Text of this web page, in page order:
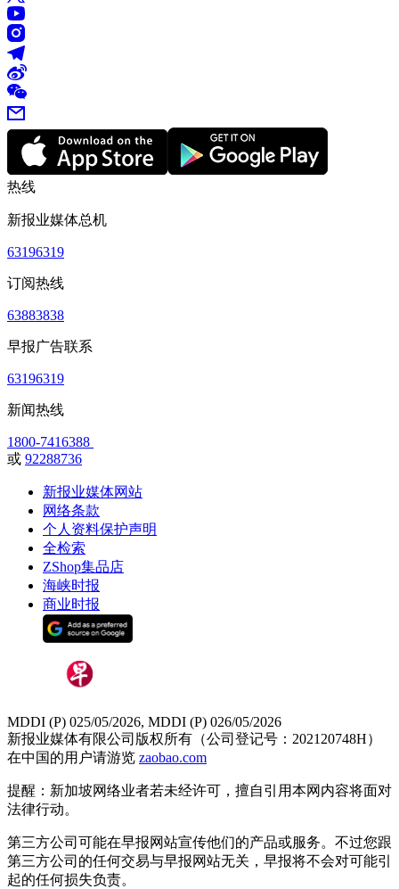
热线
新报业媒体总机
63196319
订阅热线
63883838
早报广告联系
63196319
新闻热线
1800-7416388
或 92288736
新报业媒体网站
网络条款
个人资料保护声明
全检索
ZShop集品店
海峡时报
商业时报
MDDI (P) 025/05/2026, MDDI (P) 026/05/2026
新报业媒体有限公司版权所有（公司登记号：202120748H）
在中国的用户请游览 zaobao.com
提醒：新加坡网络业者若未经许可，擅自引用本网内容将面对
法律行动。
第三方公司可能在早报网站宣传他们的产品或服务。不过您跟
第三方公司的任何交易与早报网站无关，早报将不会对可能引
起的任何损失负责。